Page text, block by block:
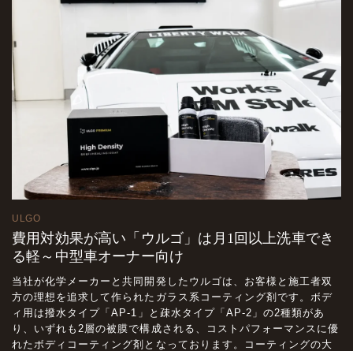
ULGO
費用対効果が高い「ウルゴ」は月1回以上洗車でき
る軽～中型車オーナー向け
当社が化学メーカーと共同開発したウルゴは、お客様と施工者双
方の理想を追求して作られたガラス系コーティング剤です。ボデ
ィ用は撥水タイプ「AP-1」と疎水タイプ「AP-2」の2種類があ
り、いずれも2層の被膜で構成される、コストパフォーマンスに優
れたボディコーティング剤となっております。コーティングの大